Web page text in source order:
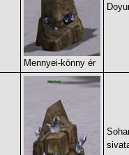
Mennyei-könny ér